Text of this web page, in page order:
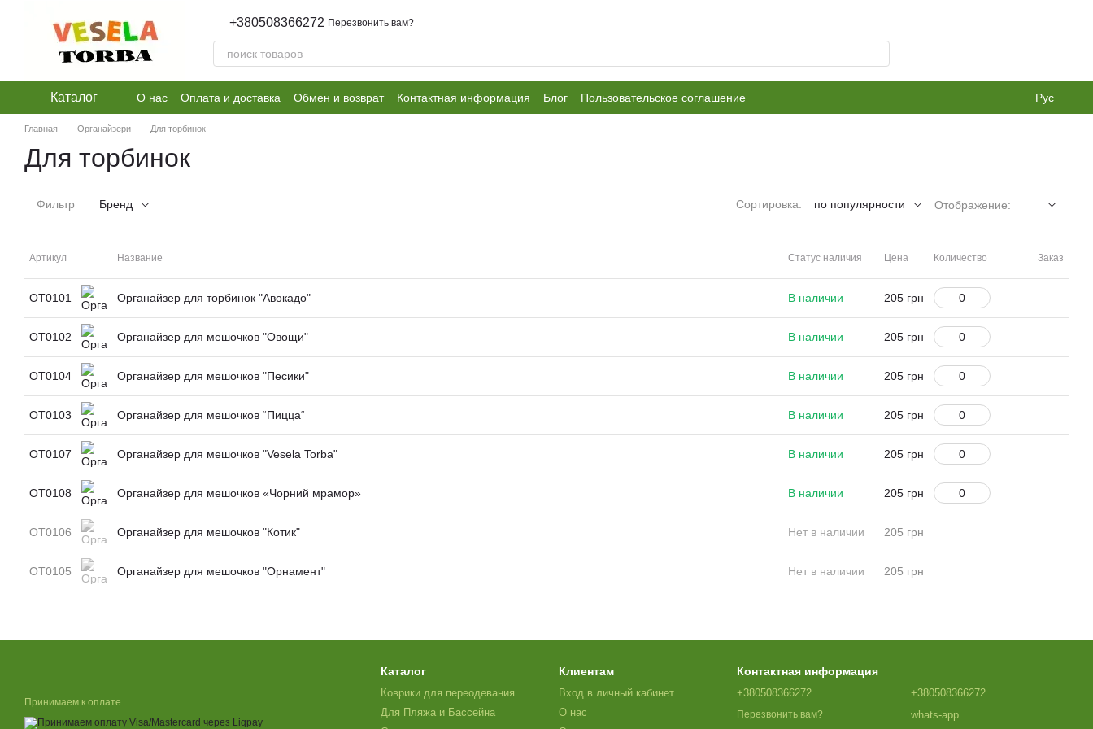
+380508366272 Перезвонить вам?
Каталог О нас Оплата и доставка Обмен и возврат Контактная информация Блог Пользовательское соглашение Рус
Главная Органайзери Для торбинок
Для торбинок
Фильтр Бренд Сортировка: по популярности Отображение:
Артикул Название Статус наличия Цена Количество Заказ
ОТ0101 Органайзер для торбинок "Авокадо" В наличии 205 грн
ОТ0102 Органайзер для мешочков "Овощи" В наличии 205 грн
ОТ0104 Органайзер для мешочков "Песики" В наличии 205 грн
ОТ0103 Органайзер для мешочков “Пицца“ В наличии 205 грн
ОТ0107 Органайзер для мешочков "Vesela Torba" В наличии 205 грн
ОТ0108 Органайзер для мешочков «Чорний мрамор» В наличии 205 грн
ОТ0106 Органайзер для мешочков "Котик" Нет в наличии 205 грн
ОТ0105 Органайзер для мешочков "Орнамент" Нет в наличии 205 грн
Принимаем к оплате
Каталог
Коврики для переодевания
Для Пляжа и Бассейна
Клиентам
Вход в личный кабинет
О нас
Контактная информация
+380508366272
Перезвонить вам?
+380508366272
whats-app